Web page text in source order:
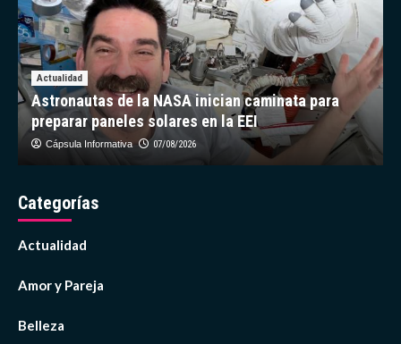
Actualidad
Astronautas de la NASA inician caminata para
preparar paneles solares en la EEI
Cápsula Informativa 07/08/2026
Categorías
Actualidad
Amor y Pareja
Belleza